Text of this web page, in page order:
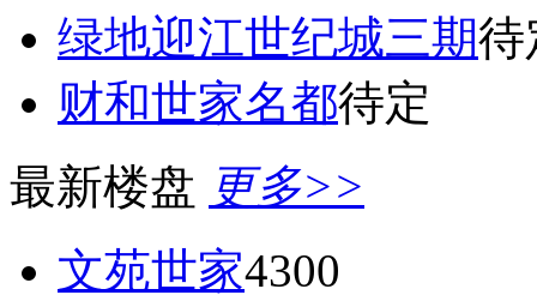
绿地迎江世纪城三期待
财和世家名都待定
最新楼盘 更多>>
文苑世家4300